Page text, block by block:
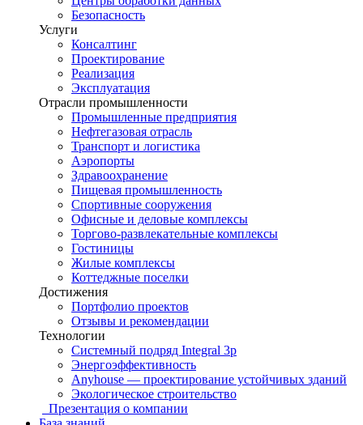
Безопасность
Услуги
Консалтинг
Проектирование
Реализация
Эксплуатация
Отрасли промышленности
Промышленные предприятия
Нефтегазовая отрасль
Транспорт и логистика
Аэропорты
Здравоохранение
Пищевая промышленность
Спортивные сооружения
Офисные и деловые комплексы
Торгово-развлекательные комплексы
Гостиницы
Жилые комплексы
Коттеджные поселки
Достижения
Портфолио проектов
Отзывы и рекомендации
Технологии
Системный подряд Integral 3p
Энергоэффективность
Anyhouse — проектирование устойчивых зданий
Экологическое строительство
Презентация о компании